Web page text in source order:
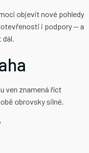
objevit nové pohledy
otevřenosti i podpory — a
ven znamená říct
obrovsky silné.